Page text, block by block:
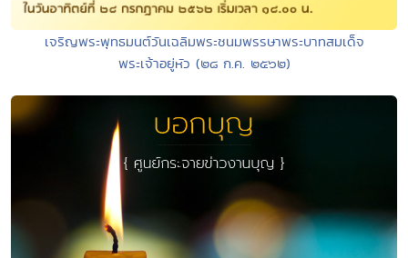
เจริญพระพุทธมนต์วันเฉลิมพระชนมพรรษาพระบาทสมเด็จ
พระเจ้าอยู่หัว (๒๘ ก.ค. ๒๕๖๒)